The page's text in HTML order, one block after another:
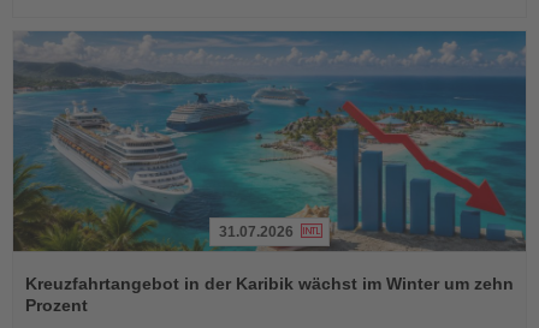
Sie
die
31.07.2026
Kreuzfahrtangebot in der Karibik wächst im Winter um zehn
Prozent